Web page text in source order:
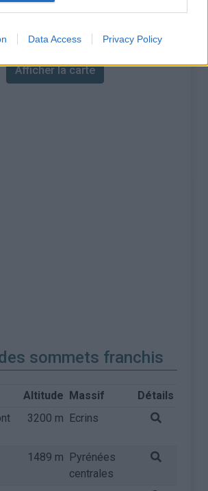
Data Access Privacy Policy
cols gravis
Afficher la carte
sommets franchis
Altitude Massif
Détails
3200 m Ecrins
1489 m Pyrénées
centrales